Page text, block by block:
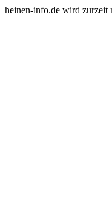
heinen-info.de wird zurzeit